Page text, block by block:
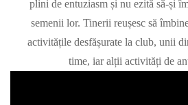
plini de entuziasm și nu ezită să-și
semenii lor. Tinerii reușesc să
activitățile desfășurate la club, unii
time, iar alții activități de